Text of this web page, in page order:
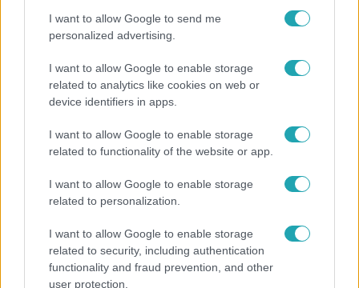
I want to allow Google to send me
personalized advertising.
I want to allow Google to enable storage
related to analytics like cookies on web or
device identifiers in apps.
I want to allow Google to enable storage
related to functionality of the website or app.
I want to allow Google to enable storage
related to personalization.
I want to allow Google to enable storage
related to security, including authentication
functionality and fraud prevention, and other
user protection.
Ennek a 3 csillagjegynek sorsfordító találkozást
hozhat az augusztus
Otthagyta a rádiózást, most óceánjáró hajón